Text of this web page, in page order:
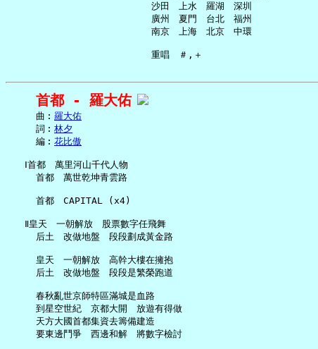
     沙田　上水　羅湖　深圳
     廣州　夏門　台北　福州
     南京　上海　北京　中環
首都 - 羅大佑
     曲︰
羅大佑
     詞︰
林夕
     編︰
花比傲
   Ⅰ首都　萬里河山千代人物
     首都　萬世乾坤青雲路
     首都　CAPITAL (x4)
   Ⅱ皇天　一朝解放　股票數字任飛舞
     后土　改做地盤　段段劃成黃金路
     皇天　一朝解放　高幹大樓在擁抱
     后土　改做地盤　段段是繁榮跑道
     春秋亂世京師特區滿城是血路
     到星空世紀　京都大開　放遊有得做
     天方大國首都集資去籌備建造
     要東邊鬥爭　西邊和解　將數字檢討